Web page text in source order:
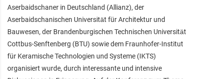
Aserbaidschaner in Deutschland (Allianz), der
Aserbaidschanischen Universität für Architektur und
Bauwesen, der Brandenburgischen Technischen Universität
Cottbus-Senftenberg (BTU) sowie dem Fraunhofer-Institut
für Keramische Technologien und Systeme (IKTS)
organisiert wurde, durch interessante und intensive